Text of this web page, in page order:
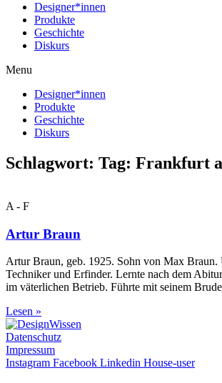
Designer*innen
Produkte
Geschichte
Diskurs
Menu
Designer*innen
Produkte
Geschichte
Diskurs
Schlagwort: Tag: Frankfurt
A - F
Artur Braun
Artur Braun, geb. 1925. Sohn von Max Braun.
Techniker und Erfinder. Lernte nach dem
im väterlichen Betrieb. Führte mit seinem
Lesen »
Datenschutz
Impressum
Instagram Facebook Linkedin House-user